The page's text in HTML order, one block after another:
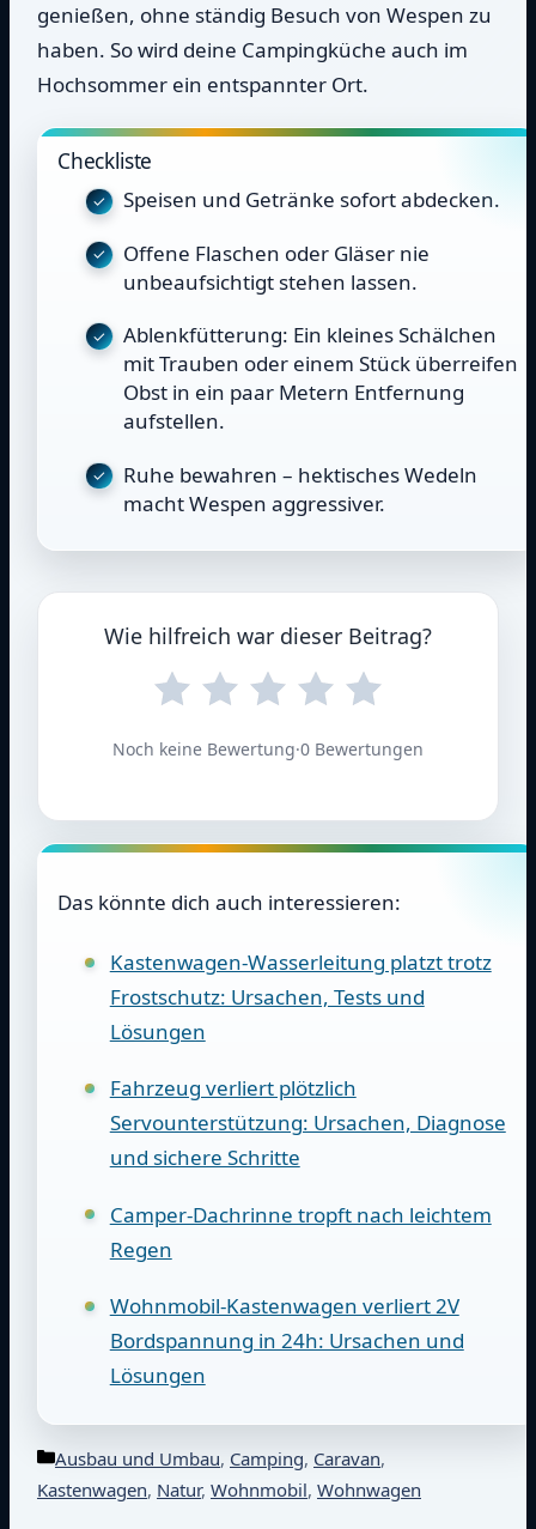
genießen, ohne ständig Besuch von Wespen zu
haben. So wird deine Campingküche auch im
Hochsommer ein entspannter Ort.
Checkliste
Speisen und Getränke sofort abdecken.
Offene Flaschen oder Gläser nie
unbeaufsichtigt stehen lassen.
Ablenkfütterung: Ein kleines Schälchen
mit Trauben oder einem Stück überreifen
Obst in ein paar Metern Entfernung
aufstellen.
Ruhe bewahren – hektisches Wedeln
macht Wespen aggressiver.
Wie hilfreich war dieser Beitrag?
Noch keine Bewertung·0 Bewertungen
Das könnte dich auch interessieren:
Kastenwagen-Wasserleitung platzt trotz
Frostschutz: Ursachen, Tests und
Lösungen
Fahrzeug verliert plötzlich
Servounterstützung: Ursachen, Diagnose
und sichere Schritte
Camper-Dachrinne tropft nach leichtem
Regen
Wohnmobil-Kastenwagen verliert 2V
Bordspannung in 24h: Ursachen und
Lösungen
Kategorien
Ausbau und Umbau, Camping, Caravan,
Kastenwagen, Natur, Wohnmobil, Wohnwagen